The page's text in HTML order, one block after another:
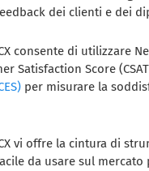
dei clienti e dei
consente di utilizzare
Satisfaction Score
per misurare la
vi offre la cintura di
da usare sul mercato